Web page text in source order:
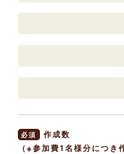
必須
作成数
（※参加費1名様分につき